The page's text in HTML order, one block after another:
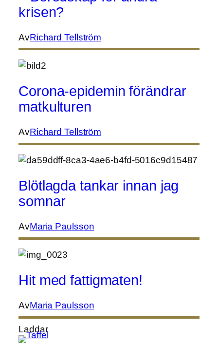
krisen?
AvRichard Tellström
Corona-epidemin förändrar
matkulturen
AvRichard Tellström
Blötlagda tankar innan jag
somnar
AvMaria Paulsson
Hit med fattigmaten!
AvMaria Paulsson
Laddar